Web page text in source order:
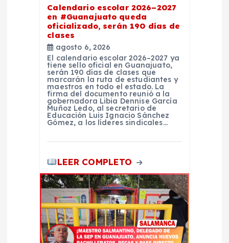
Calendario escolar 2026–2027
en #Guanajuato queda
oficializado, serán 190 días de
clases
agosto 6, 2026
El calendario escolar 2026–2027 ya
tiene sello oficial en Guanajuato,
serán 190 días de clases que
marcarán la ruta de estudiantes y
maestros en todo el estado. La
firma del documento reunió a la
gobernadora Libia Dennise García
Muñoz Ledo, al secretario de
Educación Luis Ignacio Sánchez
Gómez, a los líderes sindicales…
LEER COMPLETO